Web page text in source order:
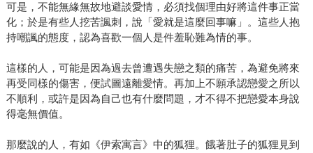
可是，不能無緣無故地避談愛情，必須找個理由好將這件事正當
化；於是有些人挖苦諷刺，說「愛就是這麼回事嘛」。這些人抱
持嘲諷的態度，認為喜歡一個人是件羞恥難為情的事。
這樣的人，可能是因為過去曾遭遇失戀之類的痛苦，為避免將來
再受同樣的傷害，便試圖遠離愛情。再加上不願承認戀愛之所以
不順利，或許是因為自己也有什麼問題，才不得不把戀愛本身說
得毫無價值。
那麼說的人，有如《伊索寓言》中的狐狸。餓著肚子的狐狸見到